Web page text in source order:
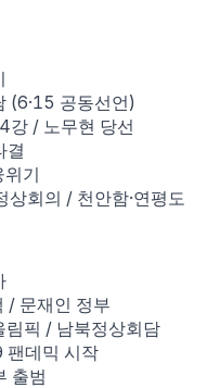
(6·15 공동선언)
강 / 노무현 당선
결
위기
상회의 / 천안함·연평도
/ 문재인 정부
림픽 / 남북정상회담
데믹 시작
출범